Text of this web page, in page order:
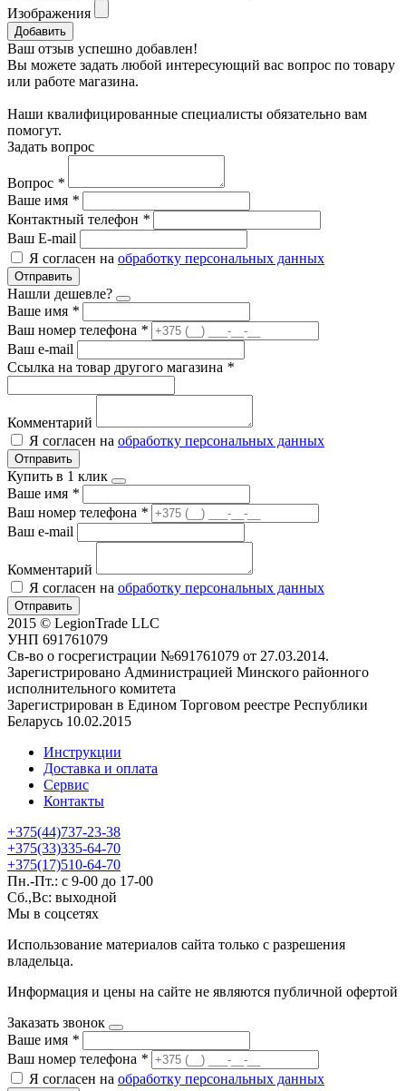
Изображения
Добавить
Ваш отзыв успешно добавлен!
Вы можете задать любой интересующий вас вопрос по товару
или работе магазина.
Наши квалифицированные специалисты обязательно вам
помогут.
Задать вопрос
Вопрос *
Ваше имя *
Контактный телефон *
Ваш E-mail
Я согласен на обработку персональных данных
Отправить
Нашли дешевле?
Ваше имя *
Ваш номер телефона *
Ваш e-mail
Ссылка на товар другого магазина *
Комментарий
Я согласен на обработку персональных данных
Отправить
Купить в 1 клик
Ваше имя *
Ваш номер телефона *
Ваш e-mail
Комментарий
Я согласен на обработку персональных данных
Отправить
2015 © LegionTrade LLC
УНП 691761079
Св-во о госрегистрации №691761079 от 27.03.2014.
Зарегистрировано Администрацией Минского районного
исполнительного комитета
Зарегистрирован в Едином Торговом реестре Республики
Беларусь 10.02.2015
Инструкции
Доставка и оплата
Сервис
Контакты
+375(44)737-23-38
+375(33)335-64-70
+375(17)510-64-70
Пн.-Пт.: с 9-00 до 17-00
Сб.,Вс: выходной
Мы в соцсетях
Использование материалов сайта только с разрешения
владельца.
Информация и цены на сайте не являются публичной офертой
Заказать звонок
Ваше имя *
Ваш номер телефона *
Я согласен на обработку персональных данных